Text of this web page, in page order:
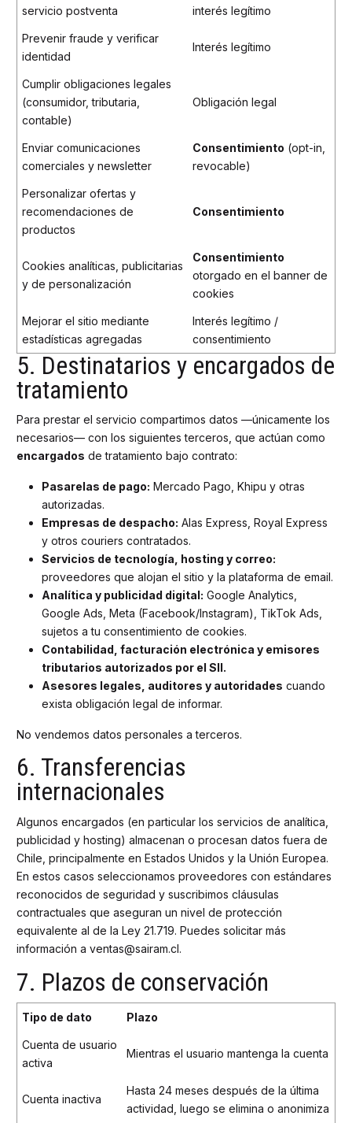
servicio postventa
interés legítimo
Prevenir fraude y verificar
identidad
Interés legítimo
Cumplir obligaciones legales
(consumidor, tributaria,
contable)
Obligación legal
Enviar comunicaciones
comerciales y newsletter
Consentimiento (opt-in,
revocable)
Personalizar ofertas y
recomendaciones de
productos
Consentimiento
Cookies analíticas, publicitarias
y de personalización
Consentimiento
otorgado en el banner de
cookies
Mejorar el sitio mediante
estadísticas agregadas
Interés legítimo /
consentimiento
5. Destinatarios y encargados de
tratamiento
Para prestar el servicio compartimos datos —únicamente los
necesarios— con los siguientes terceros, que actúan como
encargados de tratamiento bajo contrato:
Pasarelas de pago: Mercado Pago, Khipu y otras
autorizadas.
Empresas de despacho: Alas Express, Royal Express
y otros couriers contratados.
Servicios de tecnología, hosting y correo:
proveedores que alojan el sitio y la plataforma de email.
Analítica y publicidad digital: Google Analytics,
Google Ads, Meta (Facebook/Instagram), TikTok Ads,
sujetos a tu consentimiento de cookies.
Contabilidad, facturación electrónica y emisores
tributarios autorizados por el SII.
Asesores legales, auditores y autoridades cuando
exista obligación legal de informar.
No vendemos datos personales a terceros.
6. Transferencias
internacionales
Algunos encargados (en particular los servicios de analítica,
publicidad y hosting) almacenan o procesan datos fuera de
Chile, principalmente en Estados Unidos y la Unión Europea.
En estos casos seleccionamos proveedores con estándares
reconocidos de seguridad y suscribimos cláusulas
contractuales que aseguran un nivel de protección
equivalente al de la Ley 21.719. Puedes solicitar más
información a ventas@sairam.cl.
7. Plazos de conservación
Tipo de dato Plazo
Cuenta de usuario
activa
Mientras el usuario mantenga la cuenta
Cuenta inactiva
Hasta 24 meses después de la última
actividad, luego se elimina o anonimiza